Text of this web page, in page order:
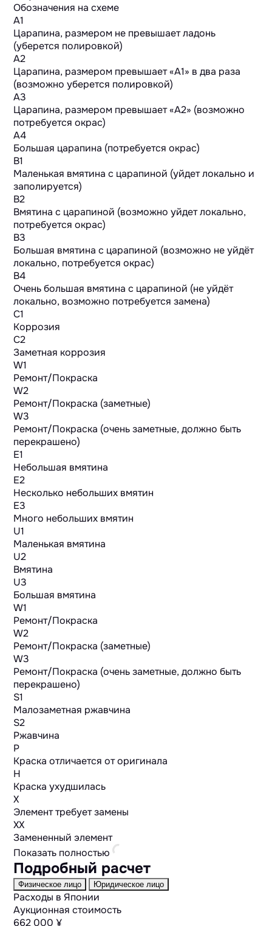
Обозначения на схеме
A1
Царапина, размером не превышает ладонь
(уберется полировкой)
A2
Царапина, размером превышает «А1» в два раза
(возможно уберется полировкой)
A3
Царапина, размером превышает «А2» (возможно
потребуется окрас)
A4
Большая царапина (потребуется окрас)
B1
Маленькая вмятина с царапиной (уйдет локально и
заполируется)
B2
Вмятина с царапиной (возможно уйдет локально,
потребуется окрас)
B3
Большая вмятина с царапиной (возможно не уйдёт
локально, потребуется окрас)
B4
Очень большая вмятина с царапиной (не уйдёт
локально, возможно потребуется замена)
C1
Коррозия
C2
Заметная коррозия
W1
Ремонт/Покраска
W2
Ремонт/Покраска (заметные)
W3
Ремонт/Покраска (очень заметные, должно быть
перекрашено)
E1
Небольшая вмятина
E2
Несколько небольших вмятин
E3
Много небольших вмятин
U1
Маленькая вмятина
U2
Вмятина
U3
Большая вмятина
W1
Ремонт/Покраска
W2
Ремонт/Покраска (заметные)
W3
Ремонт/Покраска (очень заметные, должно быть
перекрашено)
S1
Малозаметная ржавчина
S2
Ржавчина
P
Краска отличается от оригинала
H
Краска ухудшилась
X
Элемент требует замены
XX
Замененный элемент
Показать полностью
Подробный расчет
Физическое лицо Юридическое лицо
Расходы в Японии
Аукционная стоимость
662 000 ¥